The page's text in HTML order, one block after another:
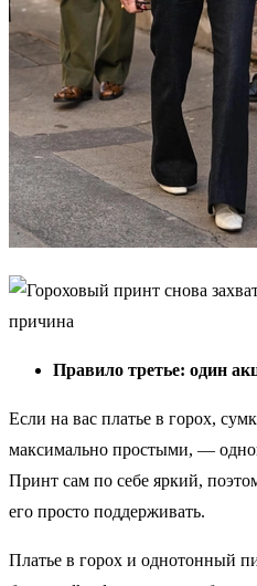
Правило третье: один
Если на вас платье в горох,
максимально простыми, —
Принт сам по себе яркий,
его просто поддерживать.
Платье в горох и однотонный